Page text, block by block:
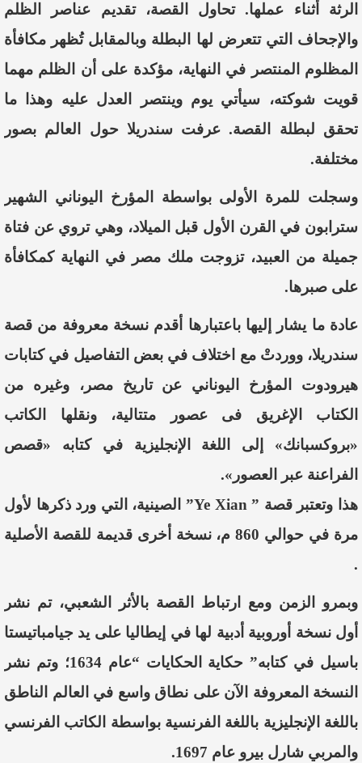
الرثة أثناء عملها. تحاول القصة، تقديم عناصر الظلم
والإجحاف التي تتعرض لها البطلة وبالمقابل تُظهر مكافأة
المظلوم المنتصر في النهاية، مؤكدة على أن الظلم مهما
قويت شوكته، سيأتي يوم وينتصر العدل عليه وهذا ما
تحقق لبطلة القصة. عرفت سندريلا حول العالم بصور
مختلفة.
وسجلت للمرة الأولى بواسطة المؤرخ اليوناني الشهير
سترابون في القرن الأول قبل الميلاد، وهي تروي عن فتاة
جميلة من العبيد، تزوجت ملك مصر في النهاية كمكافأة
على صبرها.
عادة ما يشار إليها باعتبارها أقدم نسخة معروفة من قصة
سندريلا، ووردتْ مع اختلاف في بعض التفاصيل في كتابات
هيرودوت المؤرخ اليوناني عن تاريخ مصر، وغيره من
الكتاب الإغريق فى عصور متتالية، ونقلها الكاتب
«بروكسبانك» إلى اللغة الإنجليزية في كتابه «قصص
الفراعنة عبر العصور».
هذا وتعتبر قصة ” Ye Xian” الصينية، التي ورد ذكرها لأول
مرة في حوالي 860 م، نسخة أخرى قديمة للقصة الأصلية
.
وبمرو الزمن ومع ارتباط القصة بالأثر الشعبي، تم نشر
أول نسخة أوروبية أدبية لها في إيطاليا على يد جيامباتيستا
باسيل في كتابه” حكاية الحكايات “عام 1634؛ وتم نشر
النسخة المعروفة الآن على نطاق واسع في العالم الناطق
باللغة الإنجليزية باللغة الفرنسية بواسطة الكاتب الفرنسي
والمربي شارل بيرو عام 1697.